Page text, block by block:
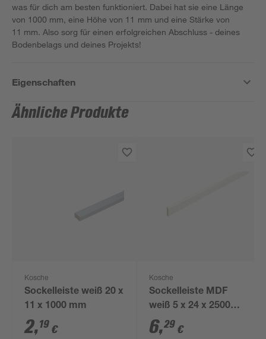
was für dich am besten funktioniert. Dabei hat sie eine Länge
von 1000 mm, eine Höhe von 11 mm und eine Stärke von
11 mm. Also sorg für einen erfolgreichen Abschluss - deines
Bodenbelags und deines Projekts!
Eigenschaften
Ähnliche Produkte
Kosche
Sockelleiste weiß 20 x
11 x 1000 mm
2,19 €
Kosche
Sockelleiste MDF
weiß 5 x 24 x 2500
mm
6,29 €